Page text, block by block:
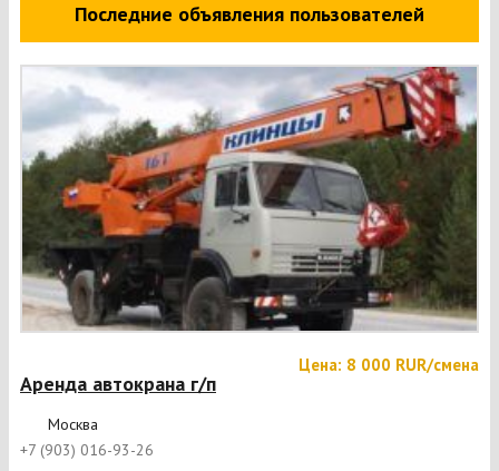
Последние объявления пользователей
Аренда автокрана г/п
Цена: 8 000 RUR/смена
Москва
+7 (903) 016-93-26